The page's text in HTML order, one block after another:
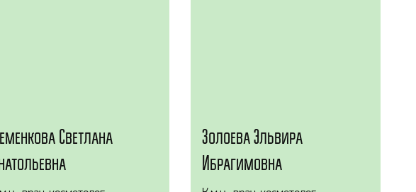
Светлана
Золоева Эльвира
Ибрагимовна